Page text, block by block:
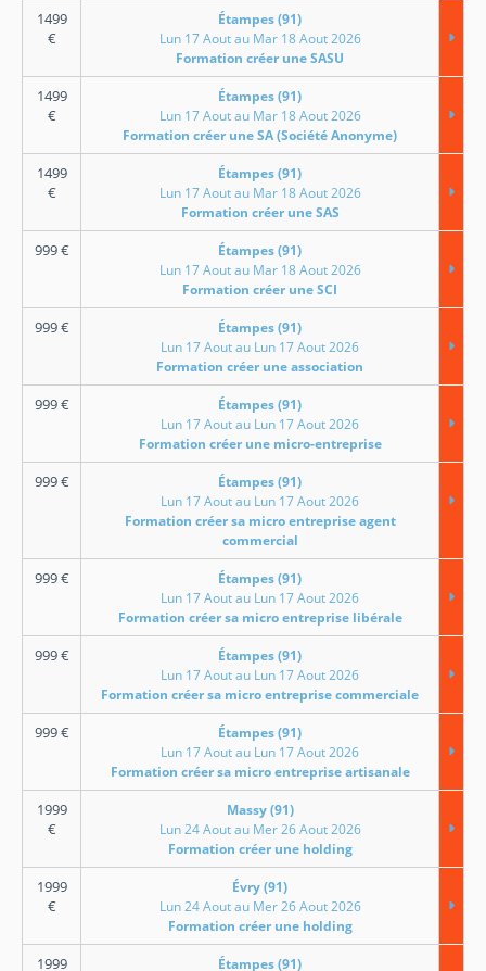
1499
€
Étampes (91)
Lun 17 Aout au Mar 18 Aout 2026
Formation créer une SASU
1499
€
Étampes (91)
Lun 17 Aout au Mar 18 Aout 2026
Formation créer une SA (Société Anonyme)
1499
€
Étampes (91)
Lun 17 Aout au Mar 18 Aout 2026
Formation créer une SAS
999€
Étampes (91)
Lun 17 Aout au Mar 18 Aout 2026
Formation créer une SCI
999€
Étampes (91)
Lun 17 Aout au Lun 17 Aout 2026
Formation créer une association
999€
Étampes (91)
Lun 17 Aout au Lun 17 Aout 2026
Formation créer une micro-entreprise
999€
Étampes (91)
Lun 17 Aout au Lun 17 Aout 2026
Formation créer sa micro entreprise agent
commercial
999€
Étampes (91)
Lun 17 Aout au Lun 17 Aout 2026
Formation créer sa micro entreprise libérale
999€
Étampes (91)
Lun 17 Aout au Lun 17 Aout 2026
Formation créer sa micro entreprise commerciale
999€
Étampes (91)
Lun 17 Aout au Lun 17 Aout 2026
Formation créer sa micro entreprise artisanale
1999
€
Massy (91)
Lun 24 Aout au Mer 26 Aout 2026
Formation créer une holding
1999
€
Évry (91)
Lun 24 Aout au Mer 26 Aout 2026
Formation créer une holding
1999 Étampes (91)